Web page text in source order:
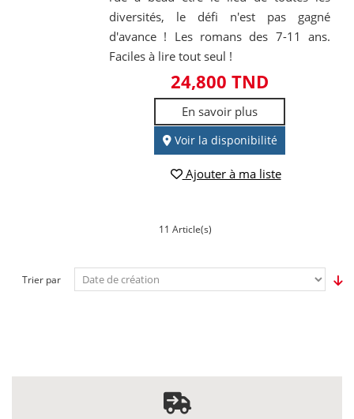
diversités, le défi n'est pas gagné
d'avance ! Les romans des 7-11 ans.
Faciles à lire tout seul !
24,800 TND
En savoir plus
Voir la disponibilité
Ajouter à ma liste
11 Article(s)
Trier par